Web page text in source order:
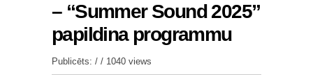
– “Summer Sound 2025”
papildina programmu
Publicēts: / / 1040 views